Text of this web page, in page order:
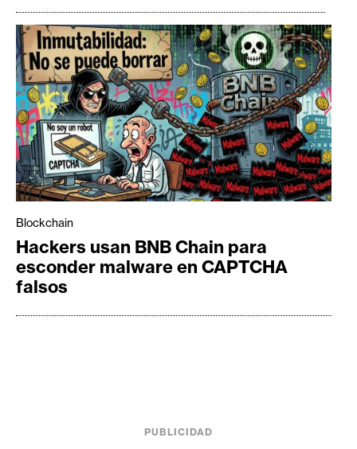
Blockchain
Hackers usan BNB Chain para
esconder malware en CAPTCHA
falsos
PUBLICIDAD